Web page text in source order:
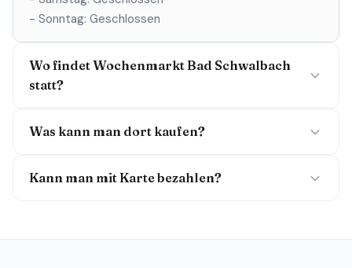
- Sonntag: Geschlossen
Wo findet Wochenmarkt Bad Schwalbach
statt?
Was kann man dort kaufen?
Kann man mit Karte bezahlen?